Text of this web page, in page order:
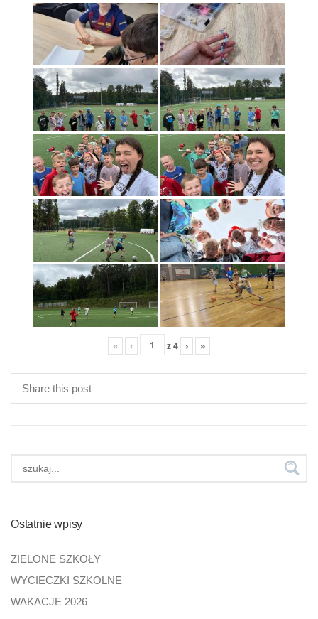
« ‹ z4 › »
Share this post
Ostatnie wpisy
ZIELONE SZKOŁY
WYCIECZKI SZKOLNE
WAKACJE 2026